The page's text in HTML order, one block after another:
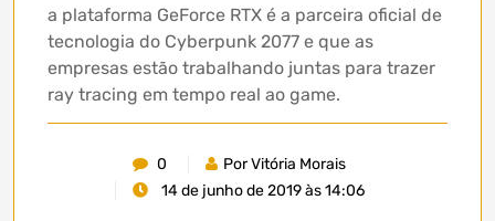
a plataforma GeForce RTX é a parceira oficial de
tecnologia do Cyberpunk 2077 e que as
empresas estão trabalhando juntas para trazer
ray tracing em tempo real ao game.
0
Por Vitória Morais
14 de junho de 2019 às 14:06